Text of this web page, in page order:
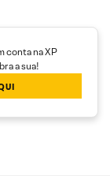
conta na XP
a sua!